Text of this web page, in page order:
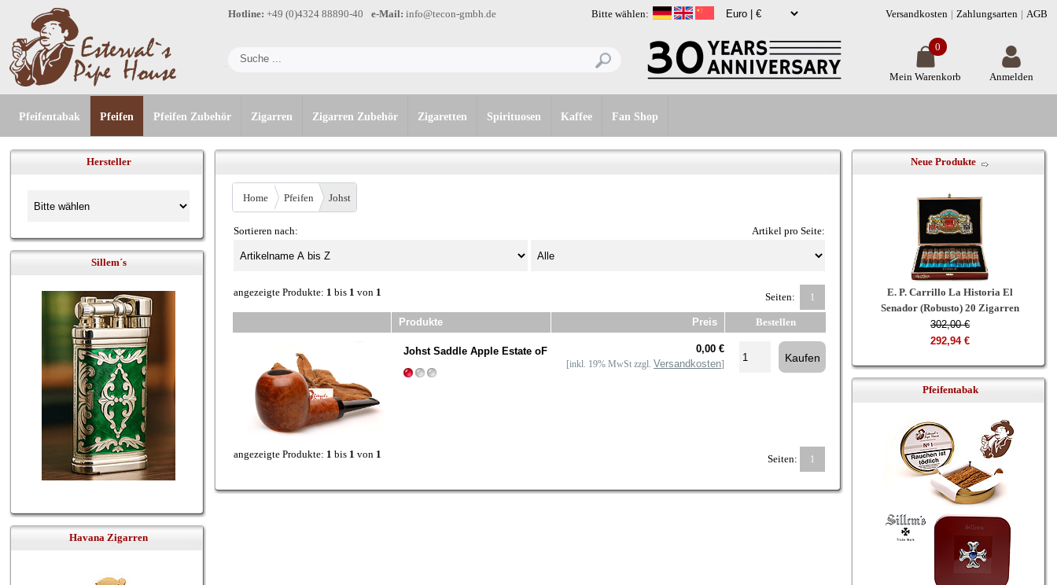
Bitte wählen:
Hotline: +49 (0)4324 88890-40 e-Mail: info@tecon-gmbh.de Versandkosten Zahlungsarten AGB
Anmelden
Mein Warenkorb
0
Pfeifentabak Pfeifen Pfeifen Zubehör Zigarren Zigarren Zubehör Zigaretten Spirituosen Kaffee Fan Shop
Hersteller
Sillem´s
Havana Zigarren
Home Pfeifen Johst
Sortieren nach: Artikel pro Seite:
angezeigte Produkte: 1 bis 1 von 1 Seiten: 1
Produkte Preis Bestellen
Johst Saddle Apple Estate oF 0,00 €
[inkl. 19% MwSt zzgl. Versandkosten]
angezeigte Produkte: 1 bis 1 von 1 Seiten: 1
Neue Produkte
E. P. Carrillo La Historia El
Senador (Robusto) 20 Zigarren
302,00 €
292,94 €
Pfeifentabak